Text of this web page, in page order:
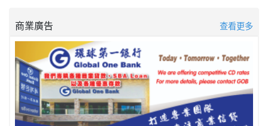
商業廣告 查看更多